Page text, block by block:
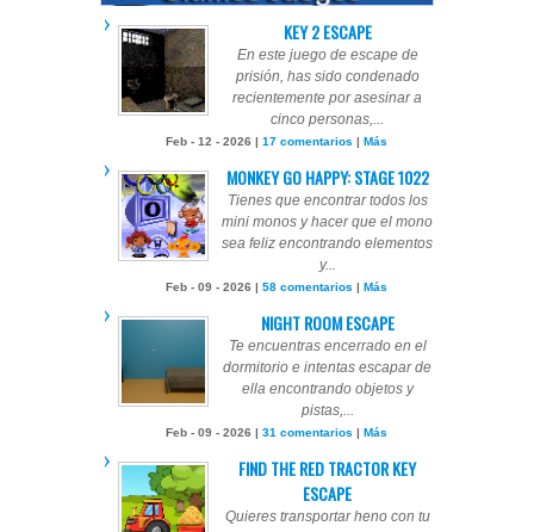
KEY 2 ESCAPE
En este juego de escape de
prisión, has sido condenado
recientemente por asesinar a
cinco personas,...
Feb - 12 - 2026 | 17 comentarios | Más
MONKEY GO HAPPY: STAGE 1022
Tienes que encontrar todos los
mini monos y hacer que el mono
sea feliz encontrando elementos
y...
Feb - 09 - 2026 | 58 comentarios | Más
NIGHT ROOM ESCAPE
Te encuentras encerrado en el
dormitorio e intentas escapar de
ella encontrando objetos y
pistas,...
Feb - 09 - 2026 | 31 comentarios | Más
FIND THE RED TRACTOR KEY
ESCAPE
Quieres transportar heno con tu